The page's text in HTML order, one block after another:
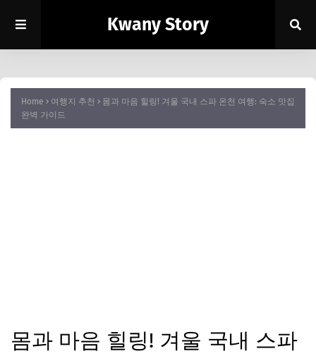
Kwany Story
Home 여행지 추천
몸과 마음 힐링! 겨울 국내 스파 온천 여행: 숙소 맛집
완벽 가이드
몸과 마음 힐링! 겨울 국내 스파